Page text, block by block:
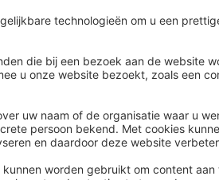
niet in stand laat.
Renée Sauer consequenties
zitten.
geen duidelijkheid is over
is die duidelijkheid er